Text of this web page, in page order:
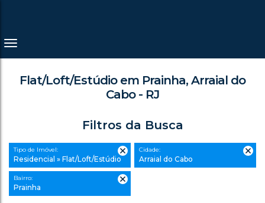
Flat/Loft/Estúdio em Prainha, Arraial do
Cabo - RJ
Filtros da Busca
Tipo de Imóvel:
Residencial » Flat/Loft/Estúdio
Cidade:
Arraial do Cabo
Bairro:
Prainha